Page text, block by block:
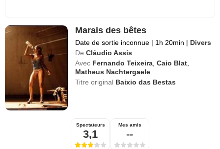
Marais des bêtes
Date de sortie inconnue | 1h 20min | Divers
De Cláudio Assis
Avec Fernando Teixeira ,Caio Blat
Matheus Nachtergaele
Titre original Baixio das Bestas
Spectateurs
3,1
Mes amis
--